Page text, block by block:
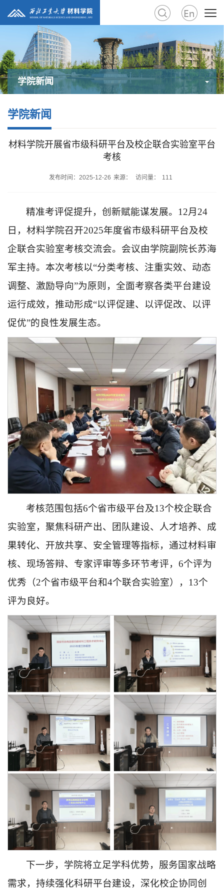
学院新闻
学院新闻
材料学院开展省市级科研平台及校企联合实验室平台
考核
发布时间：2025-12-26 来源： 访问量： 111
精准考评促提升，创新赋能谋发展。12月24
日，材料学院召开2025年度省市级科研平台及校
企联合实验室考核交流会。会议由学院副院长苏海
军主持。本次考核以“分类考核、注重实效、动态
调整、激励导向”为原则，全面考察各类平台建设
运行成效，推动形成“以评促建、以评促改、以评
促优”的良性发展生态。
考核范围包括6个省市级平台及13个校企联合
实验室，聚焦科研产出、团队建设、人才培养、成
果转化、开放共享、安全管理等指标，通过材料审
核、现场答辩、专家评审等多环节考评，6个评为
优秀（2个省市级平台和4个联合实验室），13个
评为良好。
下一步，学院将立足学科优势，服务国家战略
需求，持续强化科研平台建设，深化校企协同创